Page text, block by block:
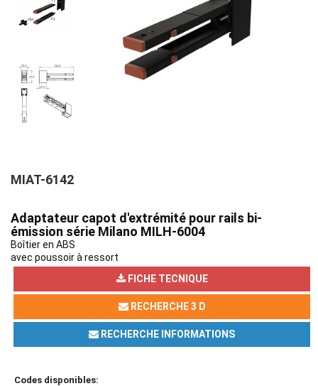
MIAT-6142
Adaptateur capot d'extrémité pour rails bi-
émission série Milano MILH-6004
Boîtier en ABS
avec poussoir à ressort
FICHE TECNIQUE
RECHERCHE 3 D
RECHERCHE INFORMATIONS
Codes disponibles: